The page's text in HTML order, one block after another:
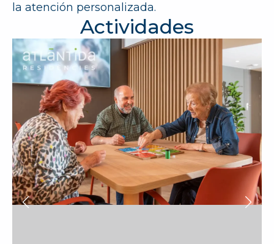
la atención personalizada.
Actividades